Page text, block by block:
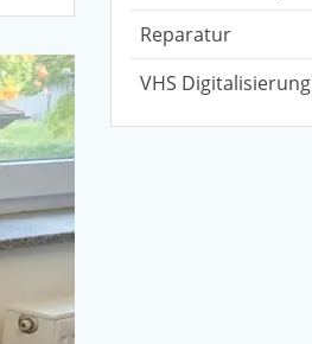
Reparatur
VHS Digitalisierung